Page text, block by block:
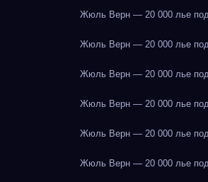
Жюль Верн — 20 000 лье
Жюль Верн — 20 000 лье
Жюль Верн — 20 000 лье
Жюль Верн — 20 000 лье
Жюль Верн — 20 000 лье
Жюль Верн — 20 000 лье